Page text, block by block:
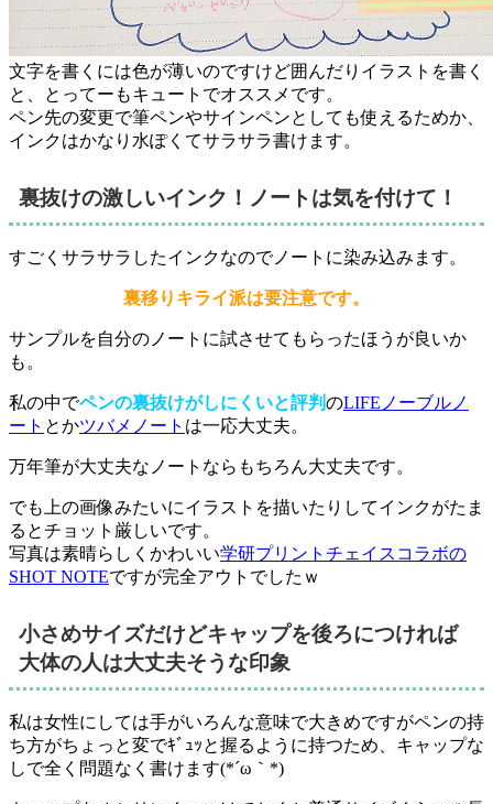
文字を書くには色が薄いのですけど囲んだりイラストを書く
と、とってーもキュートでオススメです。
ペン先の変更で筆ペンやサインペンとしても使えるためか、
インクはかなり水ぽくてサラサラ書けます。
裏抜けの激しいインク！ノートは気を付けて！
すごくサラサラしたインクなのでノートに染み込みます。
裏移りキライ派は要注意です。
サンプルを自分のノートに試させてもらったほうが良いか
も。
私の中でペンの裏抜けがしにくいと評判のLIFEノーブルノ
ート とかツバメノート は一応大丈夫。
万年筆が大丈夫なノートならもちろん大丈夫です。
でも上の画像みたいにイラストを描いたりしてインクがたま
るとチョット厳しいです。
写真は素晴らしくかわいい学研プリントチェイスコラボの
SHOT NOTEですが完全アウトでしたｗ
小さめサイズだけどキャップを後ろにつければ
大体の人は大丈夫そうな印象
私は女性にしては手がいろんな意味で大きめですがペンの持
ち方がちょっと変でｷﾞｭｯと握るように持つため、キャップな
しで全く問題なく書けます(*´ω｀*)